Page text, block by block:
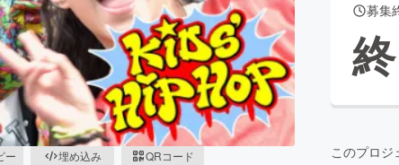
CAMPFIRE for Social GoodCAMPFIRE Creation
CAMPFIREふるさと納税machi-yaコミュニティ
ー 埋め込み QRコード
募集
このプロジ